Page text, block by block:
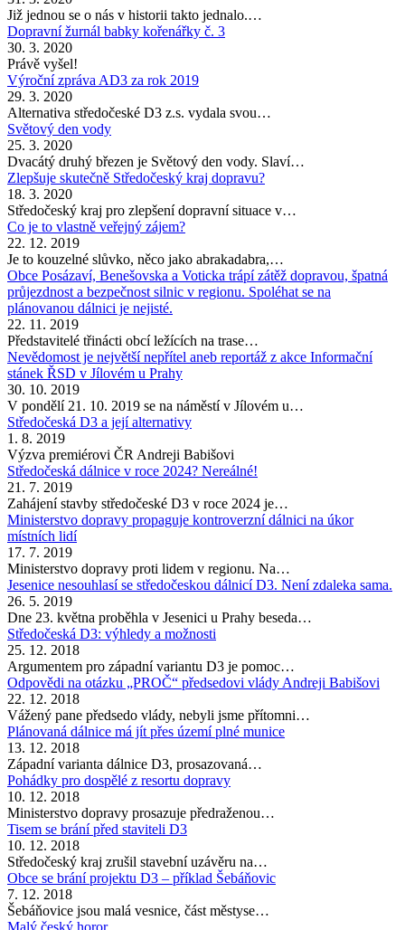
Již jednou se o nás v historii takto jednalo.…
Dopravní žurnál babky kořenářky č. 3
30. 3. 2020
Právě vyšel!
Výroční zpráva AD3 za rok 2019
29. 3. 2020
Alternativa středočeské D3 z.s. vydala svou…
Světový den vody
25. 3. 2020
Dvacátý druhý březen je Světový den vody. Slaví…
Zlepšuje skutečně Středočeský kraj dopravu?
18. 3. 2020
Středočeský kraj pro zlepšení dopravní situace v…
Co je to vlastně veřejný zájem?
22. 12. 2019
Je to kouzelné slůvko, něco jako abrakadabra,…
Obce Posázaví, Benešovska a Voticka trápí zátěž dopravou, špatná
průjezdnost a bezpečnost silnic v regionu. Spoléhat se na
plánovanou dálnici je nejisté.
22. 11. 2019
Představitelé třinácti obcí ležících na trase…
Nevědomost je největší nepřítel aneb reportáž z akce Informační
stánek ŘSD v Jílovém u Prahy
30. 10. 2019
V pondělí 21. 10. 2019 se na náměstí v Jílovém u…
Středočeská D3 a její alternativy
1. 8. 2019
Výzva premiérovi ČR Andreji Babišovi
Středočeská dálnice v roce 2024? Nereálné!
21. 7. 2019
Zahájení stavby středočeské D3 v roce 2024 je…
Ministerstvo dopravy propaguje kontroverzní dálnici na úkor
místních lidí
17. 7. 2019
Ministerstvo dopravy proti lidem v regionu. Na…
Jesenice nesouhlasí se středočeskou dálnicí D3. Není zdaleka sama.
26. 5. 2019
Dne 23. května proběhla v Jesenici u Prahy beseda…
Středočeská D3: výhledy a možnosti
25. 12. 2018
Argumentem pro západní variantu D3 je pomoc…
Odpovědi na otázku „PROČ“ předsedovi vlády Andreji Babišovi
22. 12. 2018
Vážený pane předsedo vlády, nebyli jsme přítomni…
Plánovaná dálnice má jít přes území plné munice
13. 12. 2018
Západní varianta dálnice D3, prosazovaná…
Pohádky pro dospělé z resortu dopravy
10. 12. 2018
Ministerstvo dopravy prosazuje předraženou…
Tisem se brání před staviteli D3
10. 12. 2018
Středočeský kraj zrušil stavební uzávěru na…
Obce se brání projektu D3 – příklad Šebáňovic
7. 12. 2018
Šebáňovice jsou malá vesnice, část městyse…
Malý český horor